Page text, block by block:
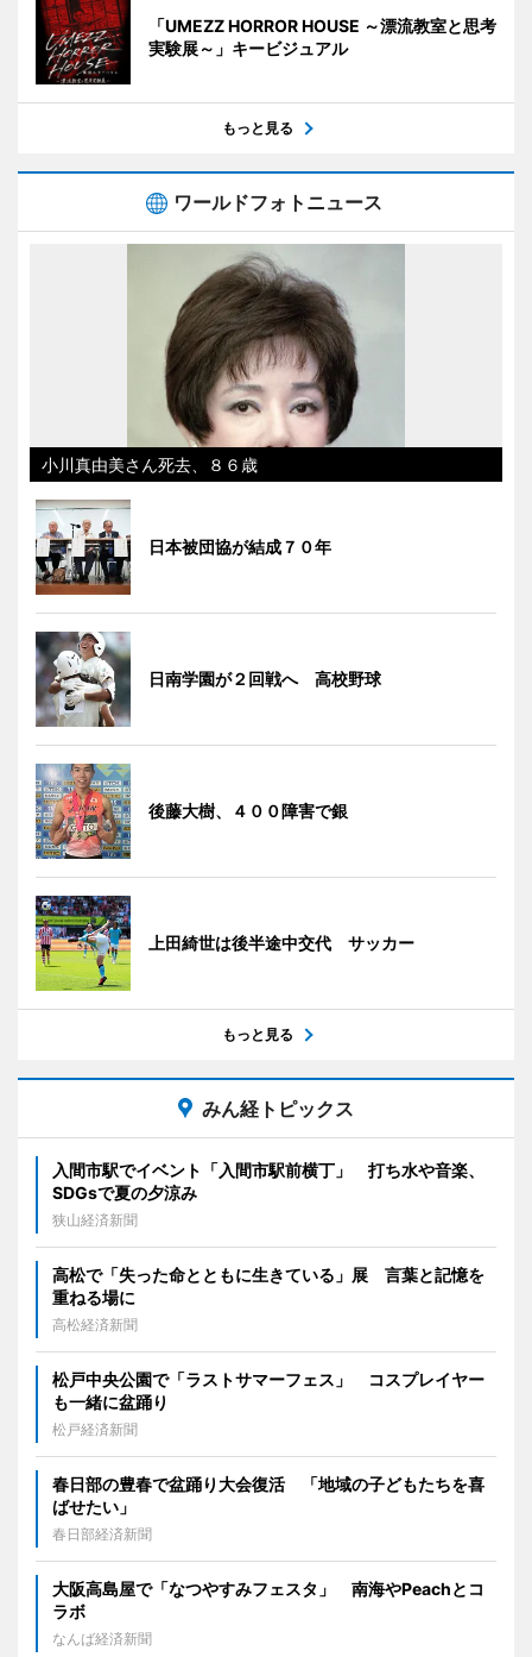
「UMEZZ HORROR HOUSE ～漂流教室と思考
実験展～」キービジュアル
もっと見る
ワールドフォトニュース
小川真由美さん死去、８６歳
日本被団協が結成７０年
日南学園が２回戦へ 高校野球
後藤大樹、４００障害で銀
上田綺世は後半途中交代 サッカー
もっと見る
みん経トピックス
入間市駅でイベント「入間市駅前横丁」 打ち水や音楽、
SDGsで夏の夕涼み
狭山経済新聞
高松で「失った命とともに生きている」展 言葉と記憶を
重ねる場に
高松経済新聞
松戸中央公園で「ラストサマーフェス」 コスプレイヤー
も一緒に盆踊り
松戸経済新聞
春日部の豊春で盆踊り大会復活 「地域の子どもたちを喜
ばせたい」
春日部経済新聞
大阪高島屋で「なつやすみフェスタ」 南海やPeachとコ
ラボ
なんば経済新聞